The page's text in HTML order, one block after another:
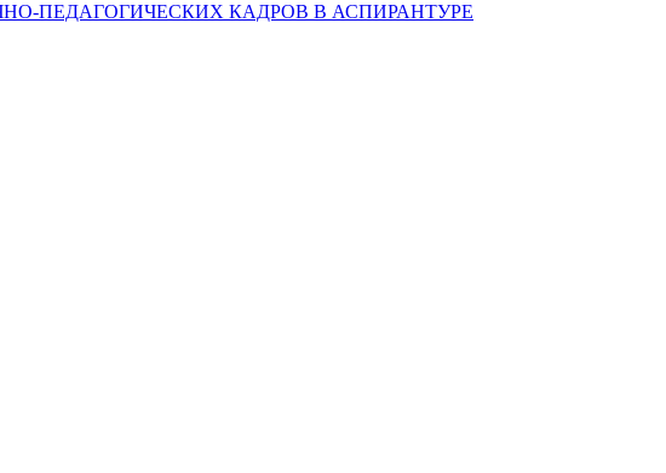
ПЕДАГОГИЧЕСКИХ КАДРОВ В АСПИРАНТУРЕ